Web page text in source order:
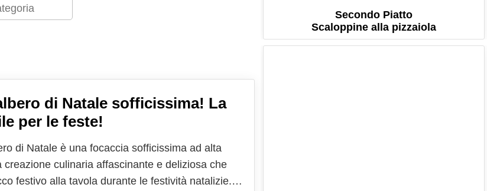
di Natale sofficissima! La
per le feste!
di Natale è una focaccia sofficissima ad alta
creazione culinaria affascinante e deliziosa che
festivo alla tavola durante le festività natalizie.
Secondo Piatto
Scaloppine alla pizzaiola